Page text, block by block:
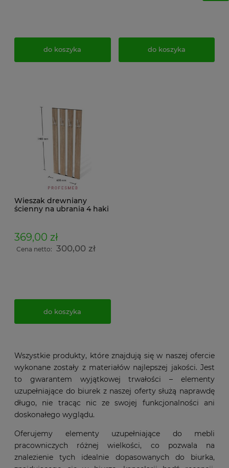
do koszyka do koszyka
Wieszak drewniany
ścienny na ubrania 4 haki
369,00 zł
Cena netto: 300,00 zł
do koszyka
Wszystkie produkty, które znajdują się w naszej ofercie
wykonane zostały z materiałów najlepszej jakości. Jest
to gwarantem wyjątkowej trwałości – elementy
uzupełniające do biurek z naszej oferty służą naprawdę
długo, nie tracąc nic ze swojej funkcjonalności ani
doskonałego wyglądu.
Oferujemy elementy uzupełniające do mebli
pracowniczych różnej wielkości, co pozwala na
znalezienie tych idealnie dopasowanych do biurka,